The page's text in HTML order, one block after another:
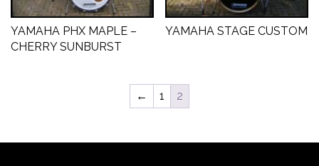
ACCESSOIRES
YAMAHA PHX MAPLE –
CHERRY SUNBURST
YAMAHA STAGE CUSTOM
← 1 2